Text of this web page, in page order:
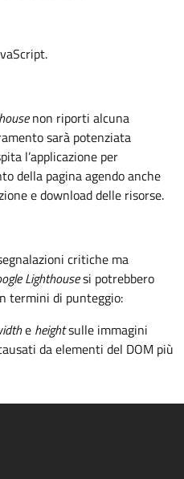
non riporti alcuna
sarà potenziata
l’applicazione per
della pagina agendo anche
e download delle risorse.
critiche ma
Lighthousesi potrebbero
termini di punteggio:
e heightsulle immagini
da elementi del DOM più